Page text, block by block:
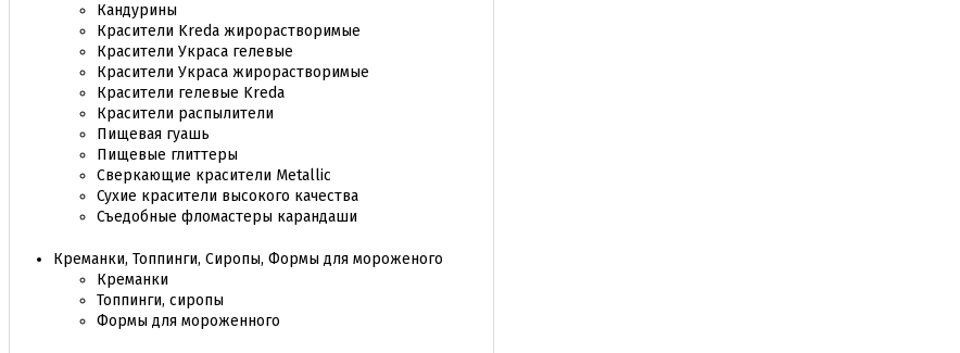
Кандурины
Красители Kreda жирорастворимые
Красители Украса гелевые
Красители Украса жирорастворимые
Красители гелевые Kreda
Красители распылители
Пищевая гуашь
Пищевые глиттеры
Сверкающие красители Metallic
Сухие красители высокого качества
Съедобные фломастеры карандаши
Креманки, Топпинги, Сиропы, Формы для мороженого
Креманки
Топпинги, сиропы
Формы для мороженного